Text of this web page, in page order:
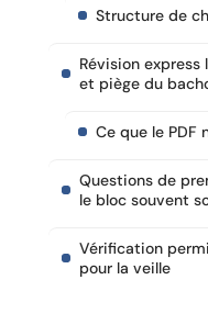
Structure de
Révision express
et piège du
Ce que le PDF
Questions de
le bloc souvent
Vérification
pour la veille